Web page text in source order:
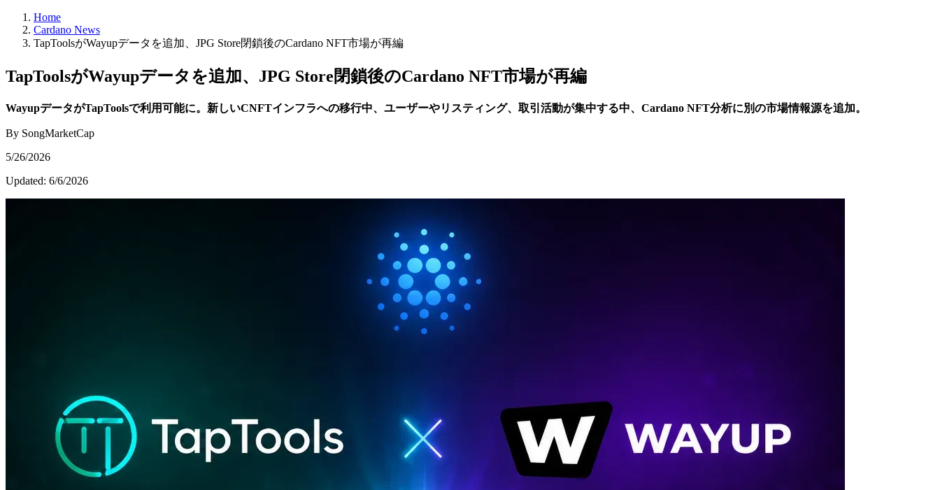
Home
Cardano News
TapToolsがWayupデータを追加、JPG Store閉鎖後のCardano NFT市場が再編
TapToolsがWayupデータを追加、JPG Store閉鎖後のCardano NFT市場が再編
WayupデータがTapToolsで利用可能に。新しいCNFTインフラへの移行中、ユーザーやリスティング、取引活動が集中する中、Cardano NFT分析に別の市場情報源を追加。
By SongMarketCap
5/26/2026
Updated: 6/6/2026